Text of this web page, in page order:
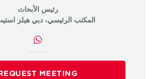
رئيس الأبحاث
المكتب الرئيسي، دبي هيلز
MEETING